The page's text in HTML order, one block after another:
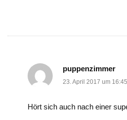
puppenzimmer
23. April 2017 um
Hört sich auch nach einer